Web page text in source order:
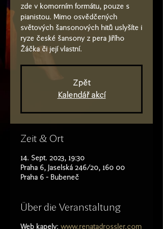
zde v komorním formátu, pouze s
pianistou. Mimo osvědčených
světových šansonových hitů uslyšíte i
ryze české šansony z pera Jiřího
Žáčka či její vlastní.
Zpět
Kalendář akcí
Zeit & Ort
14. Sept. 2023, 19:30
Praha 6, Jaselská 246/20, 160 00
Praha 6 - Bubeneč
Über die Veranstaltung
Web kapely: www.renatadrossler.com